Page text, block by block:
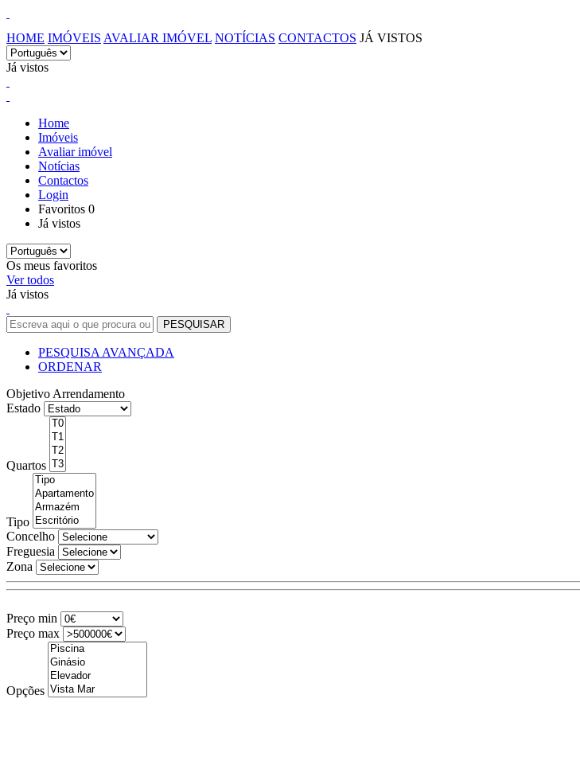
HOME IMÓVEIS AVALIAR IMÓVEL NOTÍCIAS CONTACTOS JÁ VISTOS
Já vistos
Home
Imóveis
Avaliar imóvel
Notícias
Contactos
Login
Favoritos 0
Já vistos
Os meus favoritos
Ver todos
Já vistos
PESQUISA AVANÇADA
ORDENAR
Objetivo Arrendamento
Estado
Quartos
Tipo
Concelho
Freguesia
Zona
Preço min
Preço max
Opções